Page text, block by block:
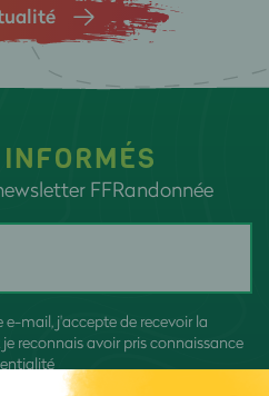
FFRandonnée
mail, j'accepte de recevoir la
reconnais avoir pris connaissance